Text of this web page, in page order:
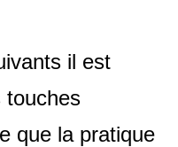
il est
touches
que la pratique